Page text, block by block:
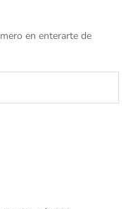
en enterarte de